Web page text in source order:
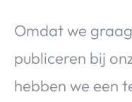
Omdat we
publiceren bij
hebben we een